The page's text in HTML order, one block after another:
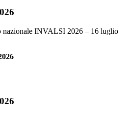
nazionale INVALSI 2026 – 16 luglio